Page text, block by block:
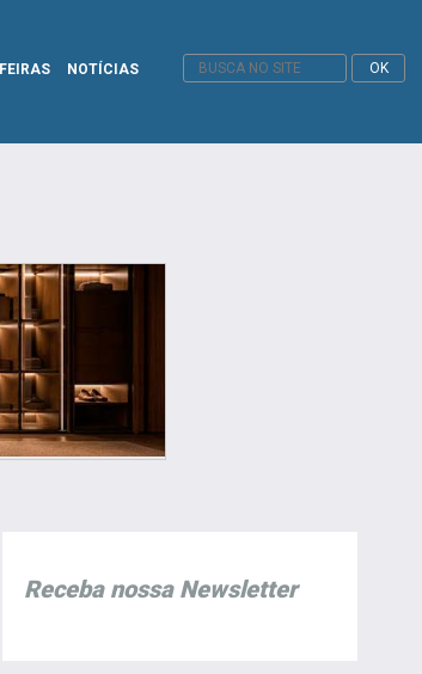
FEIRAS NOTÍCIAS
Receba nossa Newsletter